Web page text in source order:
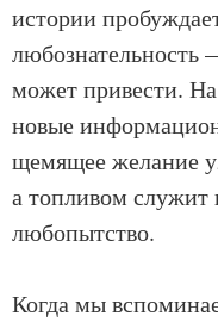
истории
любознательность
может привести.
новые
щемящее желание
а топливом служит
любопытство.
Когда мы